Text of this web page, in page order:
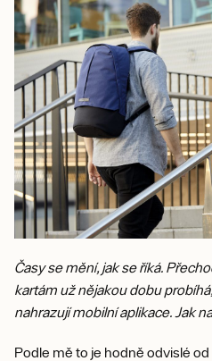
Časy se mění, jak se říká.
kartám už nějakou dobu
nahrazují mobilní aplikace. Jak
Podle mě to je hodně odvislé